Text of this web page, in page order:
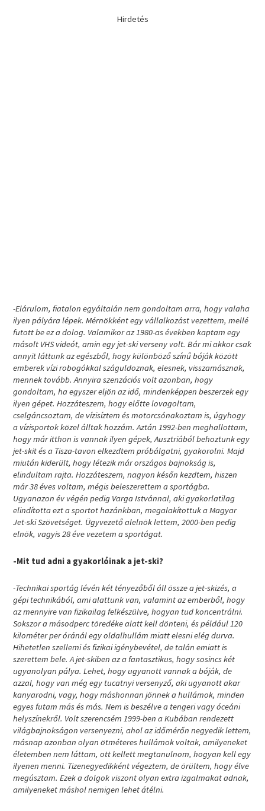
Hirdetés
-Elárulom, fiatalon egyáltalán nem gondoltam arra, hogy valaha
ilyen pályára lépek. Mérnökként egy vállalkozást vezettem, mellé
futott be ez a dolog. Valamikor az 1980-as években kaptam egy
másolt VHS videót, amin egy jet-ski verseny volt. Bár mi akkor csak
annyit láttunk az egészből, hogy különböző színű bóják között
emberek vízi robogókkal száguldoznak, elesnek, visszamásznak,
mennek tovább. Annyira szenzációs volt azonban, hogy
gondoltam, ha egyszer eljön az idő, mindenképpen beszerzek egy
ilyen gépet. Hozzáteszem, hogy előtte lovagoltam,
cselgáncsoztam, de vízisíztem és motorcsónakoztam is, úgyhogy
a vízisportok közel álltak hozzám. Aztán 1992-ben meghallottam,
hogy már itthon is vannak ilyen gépek, Ausztriából behoztunk egy
jet-skit és a Tisza-tavon elkezdtem próbálgatni, gyakorolni. Majd
miután kiderült, hogy létezik már országos bajnokság is,
elindultam rajta. Hozzáteszem, nagyon későn kezdtem, hiszen
már 38 éves voltam, mégis beleszerettem a sportágba.
Ugyanazon év végén pedig Varga Istvánnal, aki gyakorlatilag
elindította ezt a sportot hazánkban, megalakítottuk a Magyar
Jet-ski Szövetséget. Ügyvezető alelnök lettem, 2000-ben pedig
elnök, vagyis 28 éve vezetem a sportágat.
-Mit tud adni a gyakorlóinak a jet-ski?
-Technikai sportág lévén két tényezőből áll össze a jet-skizés, a
gépi technikából, ami alattunk van, valamint az emberből, hogy
az mennyire van fizikailag felkészülve, hogyan tud koncentrálni.
Sokszor a másodperc töredéke alatt kell dönteni, és például 120
kilométer per óránál egy oldalhullám miatt elesni elég durva.
Hihetetlen szellemi és fizikai igénybevétel, de talán emiatt is
szerettem bele. A jet-skiben az a fantasztikus, hogy sosincs két
ugyanolyan pálya. Lehet, hogy ugyanott vannak a bóják, de
azzal, hogy van még egy tucatnyi versenyző, aki ugyanott akar
kanyarodni, vagy, hogy máshonnan jönnek a hullámok, minden
egyes futam más és más. Nem is beszélve a tengeri vagy óceáni
helyszínekről. Volt szerencsém 1999-ben a Kubában rendezett
világbajnokságon versenyezni, ahol az időmérőn negyedik lettem,
másnap azonban olyan ötméteres hullámok voltak, amilyeneket
életemben nem láttam, ott kellett megtanulnom, hogyan kell egy
ilyenen menni. Tizenegyedikként végeztem, de örültem, hogy élve
megúsztam. Ezek a dolgok viszont olyan extra izgalmakat adnak,
amilyeneket máshol nemigen lehet átélni.